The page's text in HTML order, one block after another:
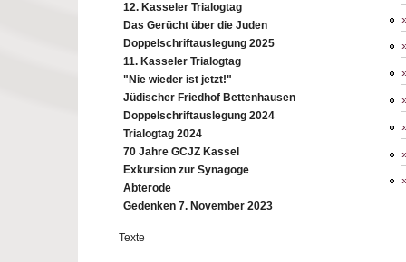
12. Kasseler Trialogtag
Das Gerücht über die Juden
Doppelschriftauslegung 2025
11. Kasseler Trialogtag
"Nie wieder ist jetzt!"
Jüdischer Friedhof Bettenhausen
Doppelschriftauslegung 2024
Trialogtag 2024
70 Jahre GCJZ Kassel
Exkursion zur Synagoge
Abterode
Gedenken 7. November 2023
Texte